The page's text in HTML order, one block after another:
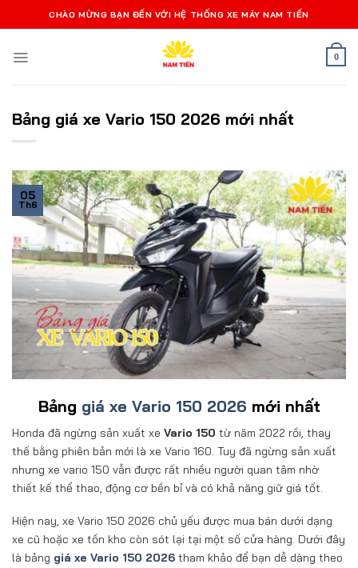
qua
dung
CHÀO MỪNG BẠN ĐẾN VỚI HỆ THỐNG XE MÁY NAM TIẾN
0
Bảng giá xe Vario 150 2026 mới nhất
05
Th6
Bảng giá xe Vario 150 2026 mới nhất
Honda đã ngừng sản xuất xe Vario 150 từ năm 2022 rồi, thay
thế bằng phiên bản mới là xe Vario 160. Tuy đã ngừng sản xuất
nhưng xe vario 150 vẫn được rất nhiều người quan tâm nhờ
thiết kế thể thao, động cơ bền bỉ và có khả năng giữ giá tốt.
Hiện nay, xe Vario 150 2026 chủ yếu được mua bán dưới dạng
xe cũ hoặc xe tồn kho còn sót lại tại một số cửa hàng. Dưới đây
là bảng giá xe Vario 150 2026 tham khảo để bạn dễ dàng theo